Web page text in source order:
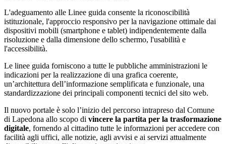
L'adeguamento alle Linee guida consente la riconoscibilità
istituzionale, l'approccio responsivo per la navigazione ottimale dai
dispositivi mobili (smartphone e tablet) indipendentemente dalla
risoluzione e dalla dimensione dello schermo, l'usabilità e
l'accessibilità.
Le linee guida forniscono a tutte le pubbliche amministrazioni le
indicazioni per la realizzazione di una grafica coerente,
un’architettura dell’informazione semplificata e funzionale, una
standardizzazione dei principali componenti tecnici del sito web.
Il nuovo portale è solo l’inizio del percorso intrapreso dal Comune
di Lapedona allo scopo di vincere la partita per la trasformazione
digitale, fornendo al cittadino tutte le informazioni per accedere con
facilità agli uffici, alle notizie, agli avvisi e ai servizi attualmente